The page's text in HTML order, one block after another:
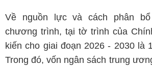
Về nguồn lực và cách phân
chương trình, tại tờ trình của
kiến cho giai đoạn 2026 - 2030 là
Trong đó, vốn ngân sách trung